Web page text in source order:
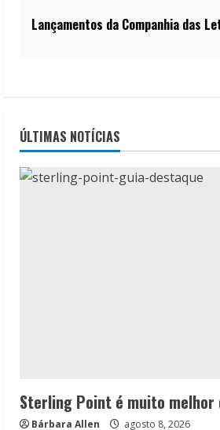
Lançamentos da Companhia das
ÚLTIMAS NOTÍCIAS
Sterling Point é muito melhor
Bárbara Allen agosto 8, 2026